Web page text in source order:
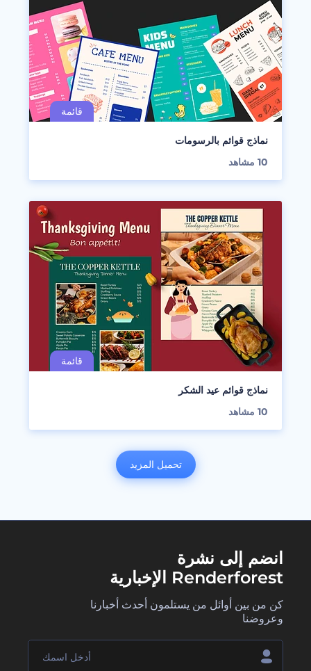
نماذج قوائم بالرسومات
10 مشاهد
نماذج قوائم عيد الشكر
10 مشاهد
تحميل المزيد
انضم إلى نشرة
Renderforest الإخبارية
كن من بين أوائل من يستلمون أحدث أخبارنا
وعروضنا